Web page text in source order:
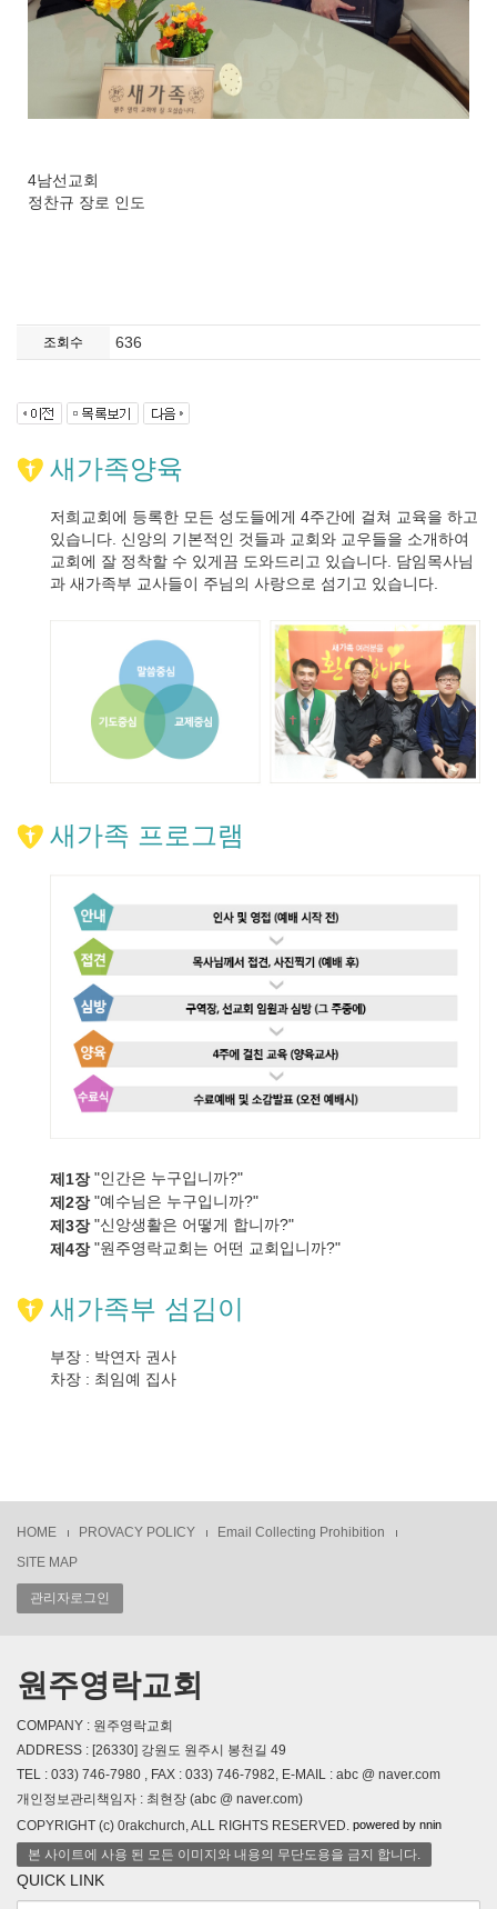
4남선교회
정찬규 장로 인도
조회수 636
새가족양육
저희교회에 등록한 모든 성도들에게 4주간에 걸쳐 교육을 하고
있습니다. 신앙의 기본적인 것들과 교회와 교우들을 소개하여
교회에 잘 정착할 수 있게끔 도와드리고 있습니다. 담임목사님
과 새가족부 교사들이 주님의 사랑으로 섬기고 있습니다.
새가족 프로그램
제1장"인간은 누구입니까?"
제2장"예수님은 누구입니까?"
제3장"신앙생활은 어떻게 합니까?"
제4장"원주영락교회는 어떤 교회입니까?"
새가족부 섬김이
부장 : 박연자 권사
차장 : 최임예 집사
HOME PROVACY POLICY
Email Collecting Prohibition
SITE MAP
관리자로그인
원주영락교회
COMPANY : 원주영락교회
ADDRESS : [26330] 강원도 원주시 봉천길 49
TEL : 033) 746-7980 , FAX : 033) 746-7982, E-MAIL : abc @ naver.com
개인정보관리책임자 : 최현장 (abc @ naver.com)
COPYRIGHT (c) 0rakchurch, ALL RIGHTS RESERVED. powered by nnin
본 사이트에 사용 된 모든 이미지와 내용의 무단도용을 금지 합니다.
QUICK LINK